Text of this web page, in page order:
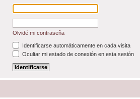
Olvidé mi contraseña
Identificarse automáticamente en cada visita
Ocultar mi estado de conexión en esta sesión